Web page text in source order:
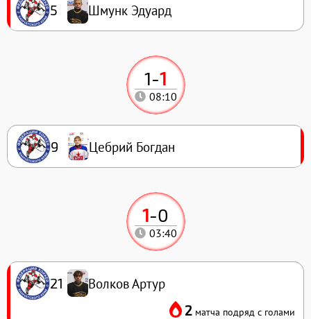
1-0
03:40
21 Волков Артур
2 матча подряд с голами
1-1
08:10
9 Цебрий Богдан
5 Шмунк Эдуард